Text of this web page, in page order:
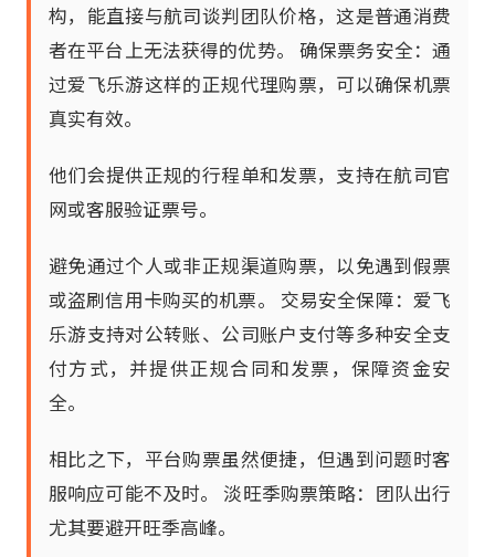
构，能直接与航司谈判团队价格，这是普通消费
者在平台上无法获得的优势。 确保票务安全：通
过爱飞乐游这样的正规代理购票，可以确保机票
真实有效。
他们会提供正规的行程单和发票，支持在航司官
网或客服验证票号。
避免通过个人或非正规渠道购票，以免遇到假票
或盗刷信用卡购买的机票。 交易安全保障：爱飞
乐游支持对公转账、公司账户支付等多种安全支
付方式，并提供正规合同和发票，保障资金安
全。
相比之下，平台购票虽然便捷，但遇到问题时客
服响应可能不及时。 淡旺季购票策略：团队出行
尤其要避开旺季高峰。